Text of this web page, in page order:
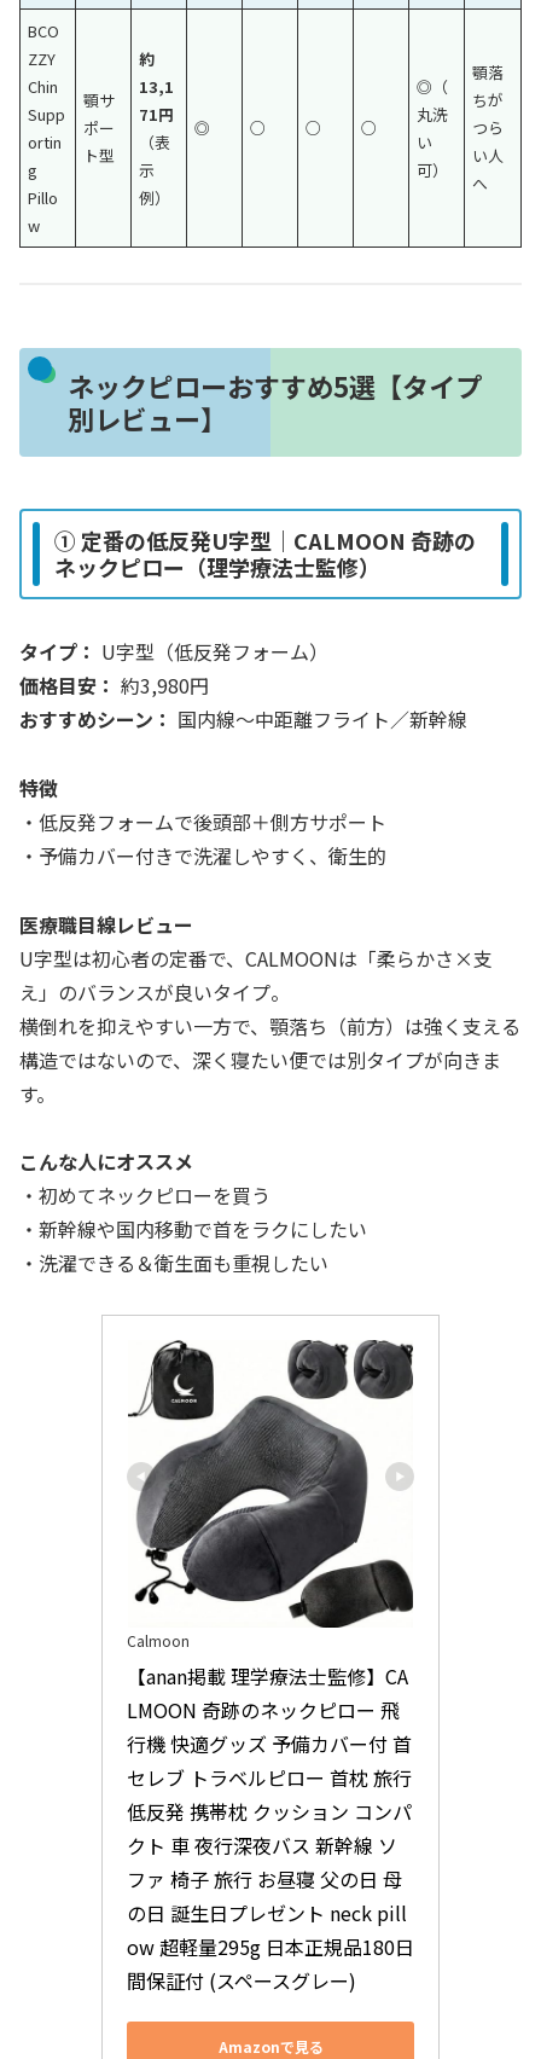
BCO
ZZY
Chin
Supp
ortin
g
Pillo
w
顎サ
ポー
ト型
約
13,1
71円
（表
示
例）
◎ ○ ○ ○
◎（
丸洗
い
可）
顎落
ちが
つら
い人
へ
ネックピローおすすめ5選【タイプ
別レビュー】
① 定番の低反発U字型｜CALMOON 奇跡の
ネックピロー（理学療法士監修）
タイプ： U字型（低反発フォーム）
価格目安： 約3,980円
おすすめシーン： 国内線〜中距離フライト／新幹線
特徴
・低反発フォームで後頭部＋側方サポート
・予備カバー付きで洗濯しやすく、衛生的
医療職目線レビュー
U字型は初心者の定番で、CALMOONは「柔らかさ×支
え」のバランスが良いタイプ。
横倒れを抑えやすい一方で、顎落ち（前方）は強く支える
構造ではないので、深く寝たい便では別タイプが向きま
す。
こんな人にオススメ
・初めてネックピローを買う
・新幹線や国内移動で首をラクにしたい
・洗濯できる＆衛生面も重視したい
Calmoon
【anan掲載 理学療法士監修】CA
LMOON 奇跡のネックピロー 飛
行機 快適グッズ 予備カバー付 首
セレブ トラベルピロー 首枕 旅行
低反発 携帯枕 クッション コンパ
クト 車 夜行深夜バス 新幹線 ソ
ファ 椅子 旅行 お昼寝 父の日 母
の日 誕生日プレゼント neck pill
ow 超軽量295g 日本正規品180日
間保証付 (スペースグレー)
Amazonで見る